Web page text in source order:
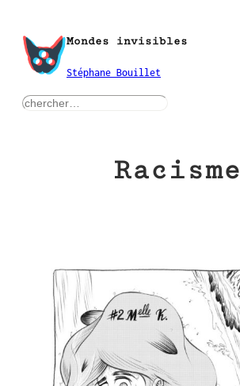
contenu
Mondes invisibles
Stéphane Bouillet
rechercher
Racisme